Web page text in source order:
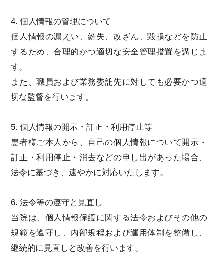
4. 個人情報の管理について
個人情報の漏えい、紛失、改ざん、毀損などを防止
するため、合理的かつ適切な安全管理措置を講じま
す。
また、職員および業務委託先に対しても必要かつ適
切な監督を行います。
5. 個人情報の開示・訂正・利用停止等
患者様ご本人から、自己の個人情報について開示・
訂正・利用停止・消去などの申し出があった場合、
法令に基づき、速やかに対応いたします。
6. 法令等の遵守と見直し
当院は、個人情報保護に関する法令およびその他の
規範を遵守し、内部規程および運用体制を整備し、
継続的に見直しと改善を行います。